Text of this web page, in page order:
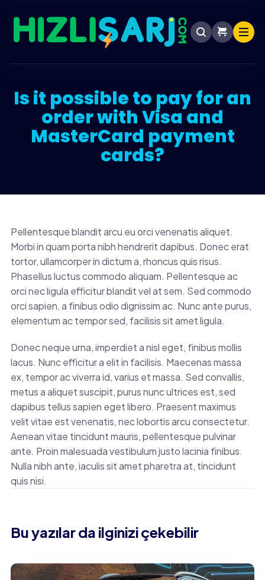
Is it possible to pay for an
order with Visa and
MasterCard payment
cards?
Pellentesque blandit arcu eu orci venenatis aliquet.
Morbi in quam porta nibh hendrerit dapibus. Donec erat
tortor, ullamcorper in dictum a, rhoncus quis risus.
Phasellus luctus commodo aliquam. Pellentesque ac
orci nec ligula efficitur blandit vel at sem. Sed commodo
orci sapien, a finibus odio dignissim ac. Nunc ante purus,
elementum ac tempor sed, facilisis sit amet ligula.
Donec neque urna, imperdiet a nisl eget, finibus mollis
lacus. Nunc efficitur a elit in facilisis. Maecenas massa
ex, tempor ac viverra id, varius et massa. Sed convallis,
metus a aliquet suscipit, purus nunc ultrices est, sed
dapibus tellus sapien eget libero. Praesent maximus
velit vitae est venenatis, nec lobortis arcu consectetur.
Aenean vitae tincidunt mauris, pellentesque pulvinar
ante. Proin malesuada vestibulum justo lacinia finibus.
Nulla nibh ante, iaculis sit amet pharetra at, tincidunt
quis nisi.
Bu yazılar da ilginizi çekebilir